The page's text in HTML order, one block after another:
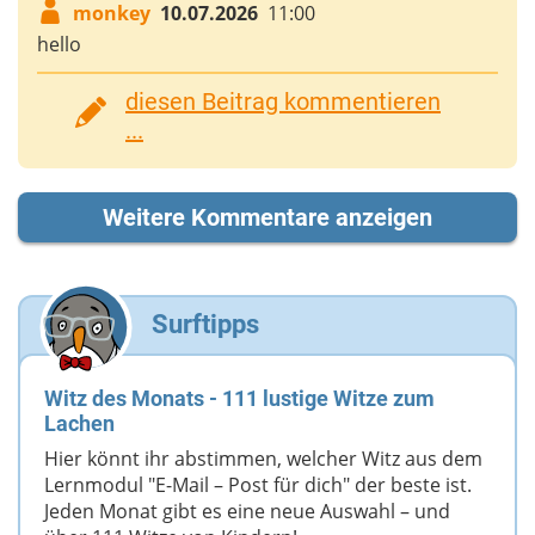
monkey 10.07.2026 11:00
hello
diesen Beitrag kommentieren
...
Weitere Kommentare anzeigen
Surftipps
Witz des Monats - 111 lustige Witze zum
Lachen
Hier könnt ihr abstimmen, welcher Witz aus dem
Lernmodul "E-Mail – Post für dich" der beste ist.
Jeden Monat gibt es eine neue Auswahl – und